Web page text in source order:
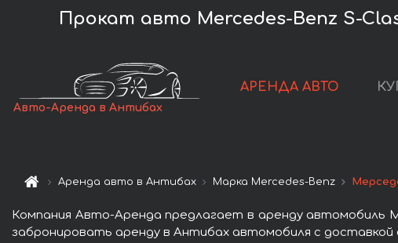
Прокат авто Mercedes-Benz S-
Авто-Аренда в Антибах
АРЕНДА АВТО
Аренда авто в Антибах Марка Mercedes-Benz
Компания Авто-Аренда предлагает в аренду автомобиль
забронировать аренду в Антибах автомобиля с